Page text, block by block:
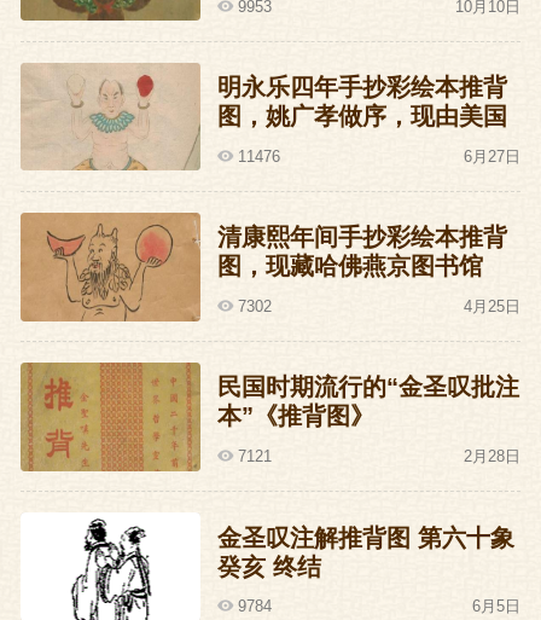
归未?求田问舍,怕应羞见,刘郎才气。
流浪的人儿啊,思乡在外边。
回家。
大军前行,沿途夷为平地。
王振又担心起来,他担心自己带的这五十万
人马会像蝗虫一样,将他那美丽的家乡啃食
得片瓦无存。
他是一个热爱家乡的人。
不,他是一个热爱家乡的残疾人。
9953 10月10日
明永乐四年手抄彩绘本推背
图，姚广孝做序，现由美国
洛杉矶J.G.Stanoff收藏
11476 6月27日
清康熙年间手抄彩绘本推背
图，现藏哈佛燕京图书馆
7302 4月25日
民国时期流行的“金圣叹批注
本”《推背图》
7121 2月28日
金圣叹注解推背图 第六十象
癸亥 终结
9784 6月5日